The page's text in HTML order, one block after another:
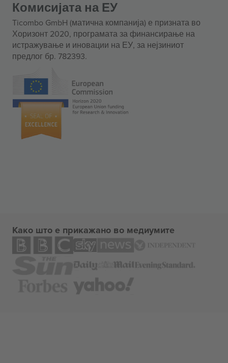
Комисијата на ЕУ
Ticombo GmbH (матична компанија) е призната во
Хоризонт 2020, програмата за финансирање на
истражување и иновации на ЕУ, за нејзиниот
предлог бр. 782393.
Како што е прикажано во медиумите